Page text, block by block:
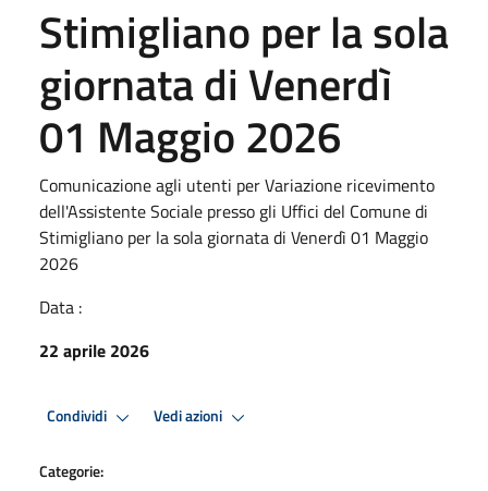
Stimigliano per la sola
giornata di Venerdì
01 Maggio 2026
Comunicazione agli utenti per Variazione ricevimento
dell'Assistente Sociale presso gli Uffici del Comune di
Stimigliano per la sola giornata di Venerdì 01 Maggio
2026
Data :
22 aprile 2026
Condividi Vedi azioni
Categorie: